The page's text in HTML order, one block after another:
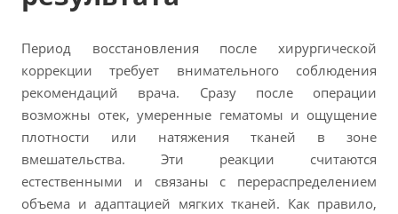
Период восстановления после хирургической
коррекции требует внимательного соблюдения
рекомендаций врача. Сразу после операции
возможны отек, умеренные гематомы и ощущение
плотности или натяжения тканей в зоне
вмешательства. Эти реакции считаются
естественными и связаны с перераспределением
объема и адаптацией мягких тканей. Как правило,